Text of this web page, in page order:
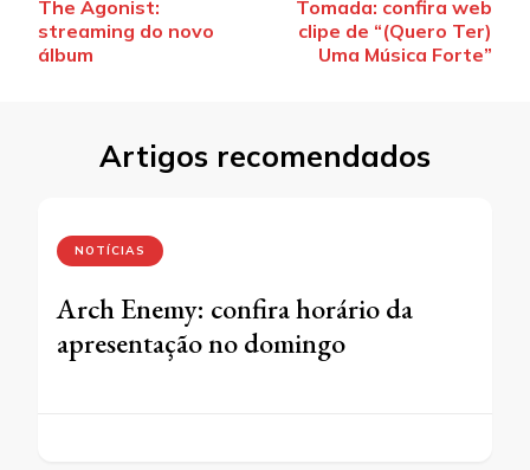
de
post
The Agonist:
streaming do novo
álbum
Tomada: confira web
clipe de “(Quero Ter)
Uma Música Forte”
Artigos recomendados
NOTÍCIAS
Arch Enemy: confira horário da
apresentação no domingo